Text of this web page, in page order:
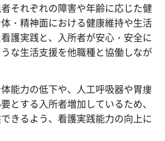
それぞれの障害や年齢に応じた健
・精神面における健康維持や生活
護実践と、入所者が安心・安全に
な生活支援を他職種と協働しなが
能力の低下や、人工呼吸器や胃瘻
とする入所者増加しているため、
きるよう、看護実践能力の向上に